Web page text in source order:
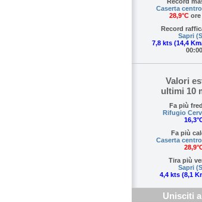
Caserta
28,9°Core
Record
Sapri
7,8 kts (14,4
00:00
Valori
ultimi 10
Fa più
Rifugio
Fa più
Caserta
Tira più
Sapri
4,4 kts (8,1
Unisciti